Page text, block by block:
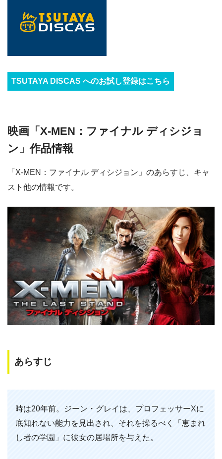
TSUTAYA DISCAS へのお試し登録はこちら
映画「X-MEN：ファイナル ディシジョ
ン」作品情報
「X-MEN：ファイナル ディシジョン」のあらすじ、キャ
スト他の情報です。
あらすじ
時は20年前。ジーン・グレイは、プロフェッサーXに
底知れない能力を見出され、それを操るべく「恵まれ
し者の学園」に彼女の居場所を与えた。